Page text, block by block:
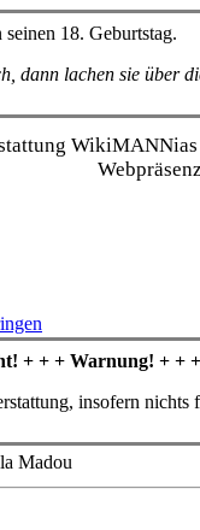
18. Geburtstag.
dann lachen sie über
WikiMANNias
+ + + Warnung! + + +
insofern nichts
Madou